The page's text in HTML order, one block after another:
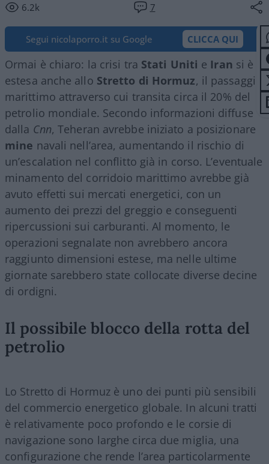
6.2k
7
Segui nicolaporro.it su Google CLICCA QUI
Ormai è chiaro: la crisi tra Stati Uniti e Iran si è
estesa anche allo Stretto di Hormuz, il passaggio
marittimo attraverso cui transita circa il 20% del
petrolio mondiale. Secondo informazioni diffuse
dalla Cnn, Teheran avrebbe iniziato a posizionare
mine navali nell’area, aumentando il rischio di
un’escalation nel conflitto già in corso. L’eventuale
minamento del corridoio marittimo avrebbe già
avuto effetti sui mercati energetici, con un
aumento dei prezzi del greggio e conseguenti
ripercussioni sui carburanti. Al momento, le
operazioni segnalate non avrebbero ancora
raggiunto dimensioni estese, ma nelle ultime
giornate sarebbero state collocate diverse decine
di ordigni.
Il possibile blocco della rotta del
petrolio
Lo Stretto di Hormuz è uno dei punti più sensibili
del commercio energetico globale. In alcuni tratti
è relativamente poco profondo e le corsie di
navigazione sono larghe circa due miglia, una
configurazione che rende l’area particolarmente